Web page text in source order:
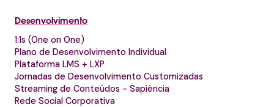
Desenvolvimento
1:1s (One on One)
Plano de Desenvolvimento Individual
Plataforma LMS + LXP
Jornadas de Desenvolvimento Customizadas
Streaming de Conteúdos - Sapiência
Rede Social Corporativa